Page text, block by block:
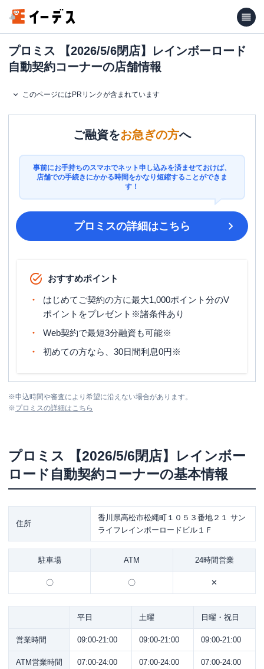
プロミス 【2026/5/6閉店】レインボーロード
自動契約コーナーの店舗情報
このページにはPRリンクが含まれています
ご融資をお急ぎの方へ
事前にお手持ちのスマホでネット申し込みを済ませておけば、
店舗での手続きにかかる時間をかなり短縮することができま
す！
プロミスの詳細はこちら
おすすめポイント
はじめてご契約の方に最大1,000ポイント分のV
ポイントをプレゼント※諸条件あり
Web契約で最短3分融資も可能※
初めての方なら、30日間利息0円※
※申込時間や審査により希望に沿えない場合があります。
※プロミスの詳細はこちら
プロミス
【2026/5/6閉店】レインボー
ロード自動契約コーナーの基本情報
住所
香川県高松市松縄町１０５３番地２１ サン
ライフレインボーロードビル１Ｆ
駐車場 ATM 24時間営業
〇 〇 ✕
平日 土曜 日曜・祝日
営業時間 09:00-21:00 09:00-21:00 09:00-21:00
ATM営業時間 07:00-24:00 07:00-24:00 07:00-24:00